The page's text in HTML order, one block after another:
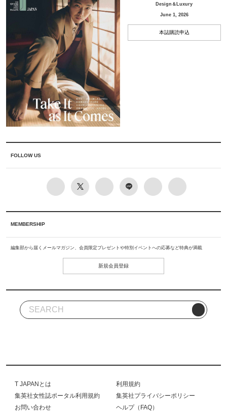
Design＆Luxury
June 1, 2026
本誌購読申込
FOLLOW US
MEMBERSHIP
編集部から届くメールマガジン、会員限定プレゼントや特別イベントへの応募など特典が満載
新規会員登録
T JAPANとは
利用規約
集英社女性誌ポータル利用規約
集英社プライバシーポリシー
お問い合わせ
ヘルプ（FAQ）